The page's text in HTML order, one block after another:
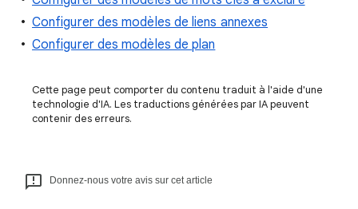
Configurer des modèles de liens annexes
Configurer des modèles de plan
Cette page peut comporter du contenu traduit à l'aide d'une
technologie d'IA. Les traductions générées par IA peuvent
contenir des erreurs.
Donnez-nous votre avis sur cet article